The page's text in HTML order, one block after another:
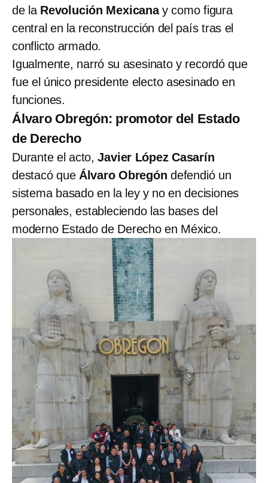
de la Revolución Mexicanay como figura
central en la reconstrucción del país tras el
conflicto armado.
Igualmente, narró su asesinato y recordó que
fue el único presidente electo asesinado en
funciones.
Álvaro Obregón: promotor del Estado
de Derecho
Durante el acto,Javier López Casarín
destacó que Álvaro Obregón defendió un
sistema basado en la ley y no en decisiones
personales, estableciendo las bases del
moderno Estado de Derecho en México.